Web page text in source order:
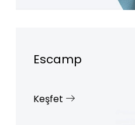
Escamp
Keşfet